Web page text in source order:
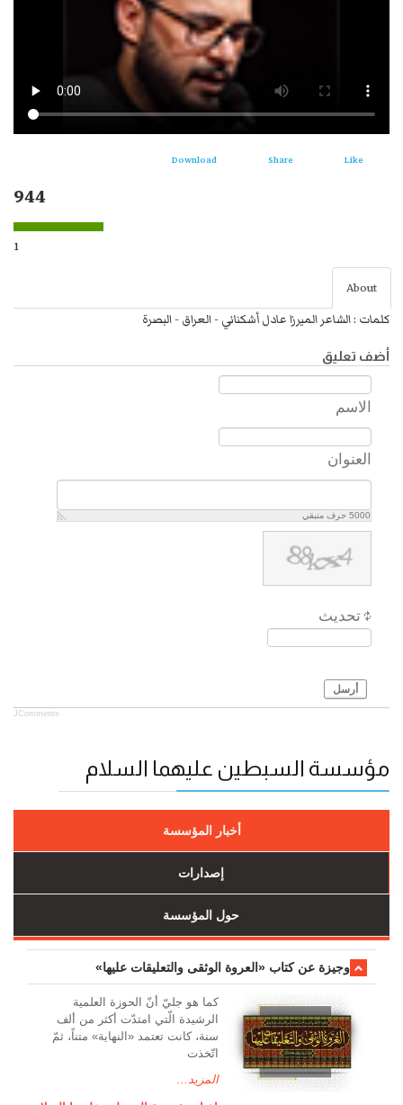
Like
Share
Download
944
1
About
كلمات : الشاعر الميرزا عادل أشكناني - العراق - البصرة
أضف تعليق
الاسم
العنوان
5000 حرف متبقي
تحديث
أرسل
JComments
مؤسسة السبطين عليهما السلام
أخبار المؤسسة
إصدارات
حول المؤسسة
وجیزة عن کتاب «العروة الوثقی والتعلیقات علیها»
کما هو جليّ أنّ الحوزة العلمیة
الرشیدة الّتي امتدّت أكثر من ألف
سنة، كانت تعتمد «النهاية» متناً، ثمّ
اتّخذت
المزيد...